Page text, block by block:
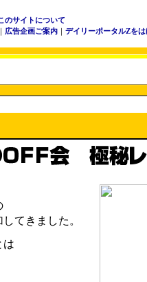
のサイトについて
｜ 広告企画ご案内 ｜ デイリーポータルZを
てきました。
は